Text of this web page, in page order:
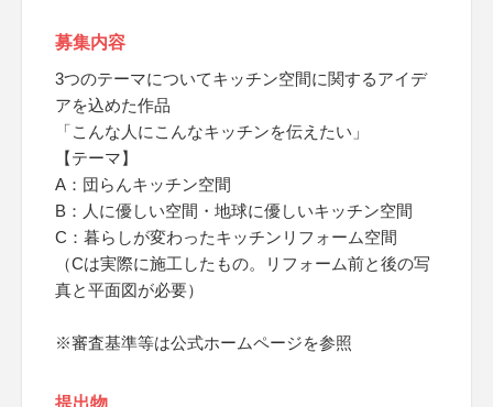
募集内容
3つのテーマについてキッチン空間に関するアイデ
アを込めた作品
「こんな人にこんなキッチンを伝えたい」
【テーマ】
A：団らんキッチン空間
B：人に優しい空間・地球に優しいキッチン空間
C：暮らしが変わったキッチンリフォーム空間
（Cは実際に施工したもの。リフォーム前と後の写
真と平面図が必要）
※審査基準等は公式ホームページを参照
提出物